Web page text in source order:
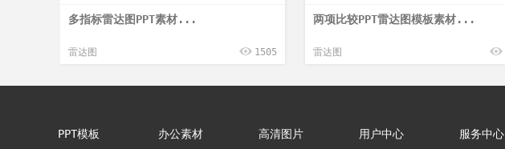
多指标雷达图PPT素材...
雷达图 1505
两项比较PPT雷达图模板素材...
雷达图
PPT模板 办公素材 高清图片 用户中心 服务中心